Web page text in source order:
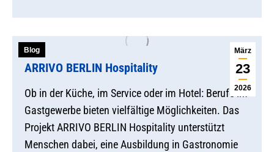
März
23
2026
Blog
ARRIVO BERLIN Hospitality
Ob in der Küche, im Service oder im Hotel: Berufe im
Gastgewerbe bieten vielfältige Möglichkeiten. Das
Projekt ARRIVO BERLIN Hospitality unterstützt
Menschen dabei, eine Ausbildung in Gastronomie